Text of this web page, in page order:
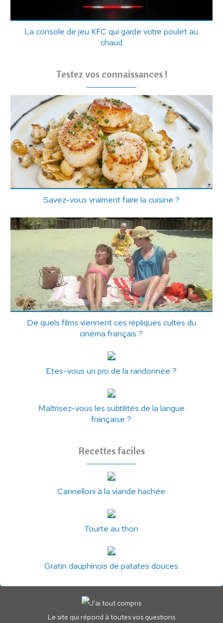
La console de jeu KFC qui garde votre poulet au
chaud
Testez vos connaissances !
Savez-vous vraiment faire la cuisine ?
De quels films viennent ces répliques cultes du
cinéma français ?
Etes-vous un pro de la randonnée ?
Maîtrisez-vous les subtilités de la langue
française ?
Recettes faciles
Cannelloni à la viande hachée
Tourte au thon
Gratin dauphinois de patates douces
Le site qui répond à toutes vos questions